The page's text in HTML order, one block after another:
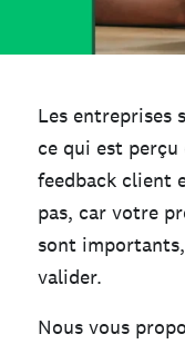
Les entreprises
ce qui est
feedback client
pas, car votre
sont
valider.
Nous vous